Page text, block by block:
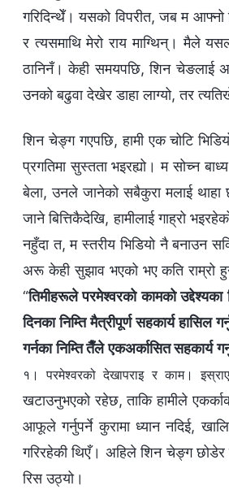
गरिदिन्थेँ। यसको विपरीत, जब म
र त्यसमाथि मेरो राय माग्थिन्। मैले
ठानिनँ। केही समयपछि, शिन चेङलाई
उनको बढुवा देखेर डाहा लाग्यो, तर
शिन चेङ्ग गएपछि, हामी एक चोटि
प्रगतिमा सुस्तता भइरह्यो। म सोच्न
बेला, उनले जानेको सबैकुरा मलाई थाहा
जाने बित्तिकैदेखि, हामीलाई गाह्रो
नहुँदा त, म स्तरीय भिडियो नै बनाउन
अरू केही सुझाव भएको भए कति राम्रो
“तिमीहरूले परमेश्‍वरको कामको उद्देश्यका
दिनका निम्ति मैत्रीपूर्ण सहकार्य हासिल
गर्नका निम्ति तैँले एकअर्कासित सहकार्य
१। परमेश्‍वरको देखापराइ र काम।
खटाउनुभएको रहेछ, ताकि हामीले
आफूले गर्नुपर्ने कुरामा ध्यान नदिई,
गरिरहेकी थिएँ। अहिले शिन चेङ्ग छोडेर
रिस उठ्यो।